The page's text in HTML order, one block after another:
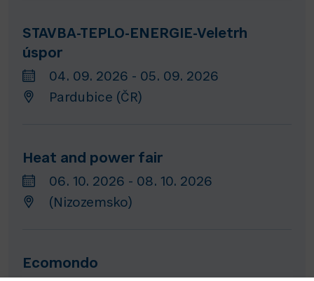
STAVBA-TEPLO-ENERGIE-Veletrh
úspor
04. 09. 2026 - 05. 09. 2026
Pardubice (ČR)
Heat and power fair
06. 10. 2026 - 08. 10. 2026
(Nizozemsko)
Ecomondo